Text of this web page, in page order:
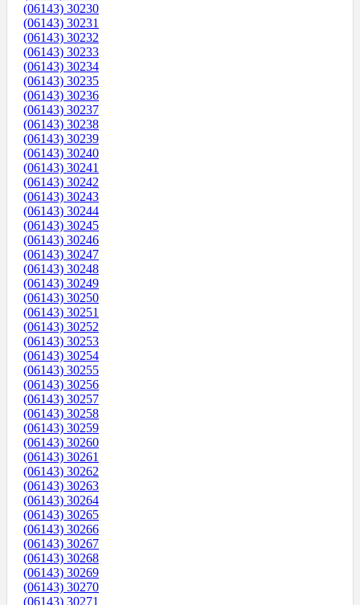
(06143) 30230
(06143) 30231
(06143) 30232
(06143) 30233
(06143) 30234
(06143) 30235
(06143) 30236
(06143) 30237
(06143) 30238
(06143) 30239
(06143) 30240
(06143) 30241
(06143) 30242
(06143) 30243
(06143) 30244
(06143) 30245
(06143) 30246
(06143) 30247
(06143) 30248
(06143) 30249
(06143) 30250
(06143) 30251
(06143) 30252
(06143) 30253
(06143) 30254
(06143) 30255
(06143) 30256
(06143) 30257
(06143) 30258
(06143) 30259
(06143) 30260
(06143) 30261
(06143) 30262
(06143) 30263
(06143) 30264
(06143) 30265
(06143) 30266
(06143) 30267
(06143) 30268
(06143) 30269
(06143) 30270
(06143) 30271